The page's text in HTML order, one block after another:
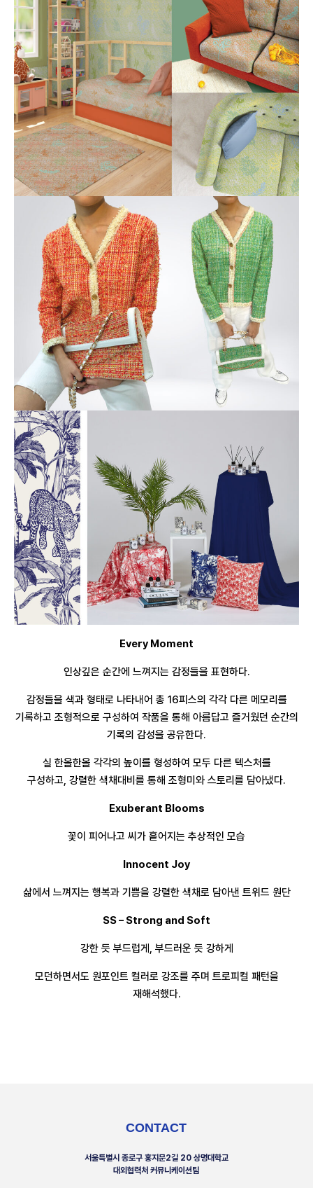
Every Moment
인상깊은 순간에 느껴지는 감정들을 표현하다.
감정들을 색과 형태로 나타내어 총 16피스의 각각 다른 메모리를
기록하고 조형적으로 구성하여 작품을 통해 아름답고 즐거웠던 순간의
기록의 감성을 공유한다.
실 한올한올 각각의 높이를 형성하여 모두 다른 텍스처를
구성하고, 강렬한 색채대비를 통해 조형미와 스토리를 담아냈다.
Exuberant Blooms
꽃이 피어나고 씨가 흩어지는 추상적인 모습
Innocent Joy
삶에서 느껴지는 행복과 기쁨을 강렬한 색채로 담아낸 트위드 원단
SS – Strong and Soft
강한 듯 부드럽게, 부드러운 듯 강하게
모던하면서도 원포인트 컬러로 강조를 주며 트로피컬 패턴을
재해석했다.
CONTACT
서울특별시 종로구 홍지문2길 20 상명대학교
대외협력처 커뮤니케이션팀